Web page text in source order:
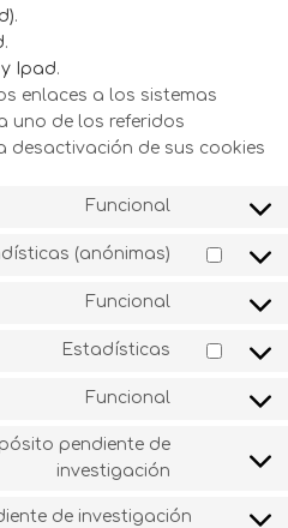
.
.
Ipad.
enlaces a los sistemas
uno de los referidos
desactivación de sus cookies
Funcional
(anónimas)
Funcional
Estadísticas
Funcional
pendiente de
investigación
de investigación